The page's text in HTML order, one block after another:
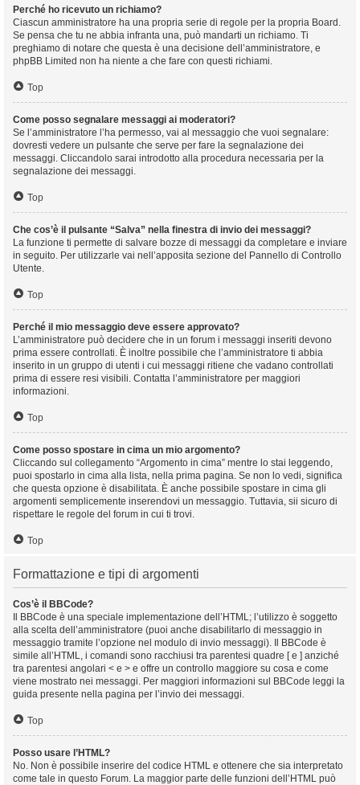
Perché ho ricevuto un richiamo?
Ciascun amministratore ha una propria serie di regole per la propria Board.
Se pensa che tu ne abbia infranta una, può mandarti un richiamo. Ti
preghiamo di notare che questa è una decisione dell’amministratore, e
phpBB Limited non ha niente a che fare con questi richiami.
Top
Come posso segnalare messaggi ai moderatori?
Se l’amministratore l’ha permesso, vai al messaggio che vuoi segnalare:
dovresti vedere un pulsante che serve per fare la segnalazione dei
messaggi. Cliccandolo sarai introdotto alla procedura necessaria per la
segnalazione dei messaggi.
Top
Che cos’è il pulsante “Salva” nella finestra di invio dei messaggi?
La funzione ti permette di salvare bozze di messaggi da completare e inviare
in seguito. Per utilizzarle vai nell’apposita sezione del Pannello di Controllo
Utente.
Top
Perché il mio messaggio deve essere approvato?
L’amministratore può decidere che in un forum i messaggi inseriti devono
prima essere controllati. È inoltre possibile che l’amministratore ti abbia
inserito in un gruppo di utenti i cui messaggi ritiene che vadano controllati
prima di essere resi visibili. Contatta l’amministratore per maggiori
informazioni.
Top
Come posso spostare in cima un mio argomento?
Cliccando sul collegamento “Argomento in cima” mentre lo stai leggendo,
puoi spostarlo in cima alla lista, nella prima pagina. Se non lo vedi, significa
che questa opzione è disabilitata. È anche possibile spostare in cima gli
argomenti semplicemente inserendovi un messaggio. Tuttavia, sii sicuro di
rispettare le regole del forum in cui ti trovi.
Top
Formattazione e tipi di argomenti
Cos’è il BBCode?
Il BBCode è una speciale implementazione dell’HTML; l’utilizzo è soggetto
alla scelta dell’amministratore (puoi anche disabilitarlo di messaggio in
messaggio tramite l’opzione nel modulo di invio messaggi). Il BBCode è
simile all’HTML, i comandi sono racchiusi tra parentesi quadre [ e ] anziché
tra parentesi angolari < e > e offre un controllo maggiore su cosa e come
viene mostrato nei messaggi. Per maggiori informazioni sul BBCode leggi la
guida presente nella pagina per l’invio dei messaggi.
Top
Posso usare l’HTML?
No. Non è possibile inserire del codice HTML e ottenere che sia interpretato
come tale in questo Forum. La maggior parte delle funzioni dell’HTML può